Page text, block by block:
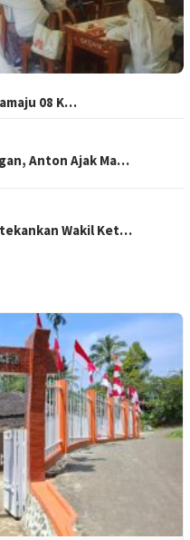
08 K…
Anton Ajak Ma…
Wakil Ket…